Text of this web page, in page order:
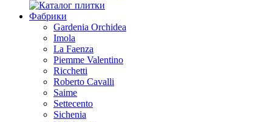
Фабрики
Gardenia Orchidea
Imola
La Faenza
Piemme Valentino
Ricchetti
Roberto Cavalli
Saime
Settecento
Sichenia